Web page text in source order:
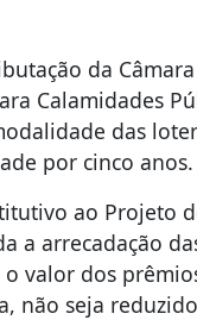
da
Calamidades
das
por cinco anos.
ao Projeto
a arrecadação
valor dos
não seja